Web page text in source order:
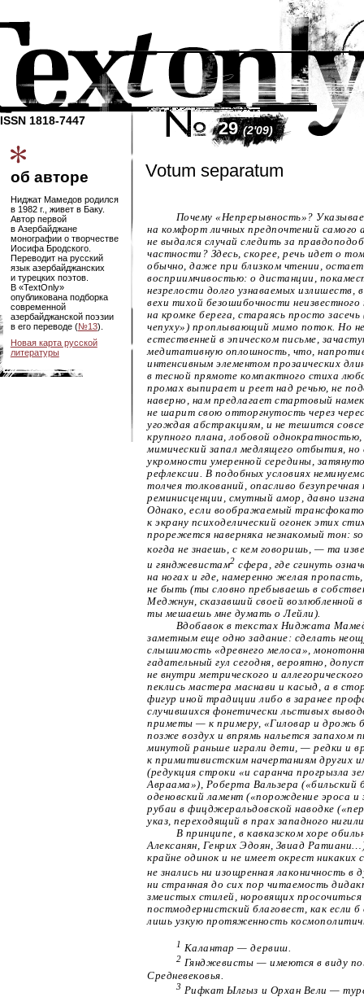
ISSN 1818-7447
об авторе
Ниджат Мамедов родился
в 1982 г., живет в Баку.
Автор первой
в Азербайджане
монографии о творчестве
Иосифа Бродского.
Переводит на русский
язык азербайджанских
и турецких поэтов.
В «TextOnly»
опубликована подборка
современной
азербайджанской поэзии
в его переводе (№13).
Новая карта русской
литературы
29(2'09)
Votum separatum
Почему «Непрерывность»?
на комфорт личных предпочтений самого
не выдался случай следить за
частности? Здесь, скорее, речь идет о
обычно, даже при близком чтении ,
восприимчивостью: о дистанции,
незрелости долго узнаваемых излишеств,
вехи тихой безошибочности
на кромке берега, стараясь просто
чепуху») проплывающий мимо поток. Но
естественней в эпическом письме,
медитативную оплошность, что,
интенсивным элементом прозаических
в тесной прямоте компактного стиха
промах выпирает и реет над речью, не
наверно, нам предлагает стартовый
не шарит свою отторгнутость через
угождая абстракциям, и не тешится
крупного плана, лобовой однократностью,
мимический запал медлящего отбытия,
укромности умеренной середины,
рефлексии. В подобных условиях
толчея толкований, опасливо
реминисценции, смутный амор, давно
Однако, если воображаемый
к экрану психоделический огонек этих
прорежется наверняка незнакомый тон:
когда не знаешь, с кем говоришь, — та
и гянджевистам2 сфера, где сгинуть
на ногах и где, намеренно желая
не быть (ты словно пребываешь в
Меджнун, сказавший своей возлюбленной
ты мешаешь мне думать о Лейли).
Вдобавок в текстах Ниджата
заметным еще одно задание: сделать
слышимость «древнего мелоса»,
гадательный гул сегодня, вероятно,
не внутри метрического и
пеклись мастера маснави и касыд, а в
фигур иной традиции либо в заранее
случившихся фонетически льстивых
приметы — к примеру, «Гиловар и дрожь
позже воздух и впрямь нальется запахом
минутой раньше играли дети, — редки и
к примитивистским начертаниям других
(редукция строки «и саранча прогрызла
Авраама»), Роберта Вальзера («бильский
оденовский ламент («порождение эроса и
рубаи в фицджеральдовской наводке
указ, переходящий в прах западного
В принципе, в кавказском хоре
Алексанян, Генрих Эдоян, Звиад
крайне одинок и не имеет окрест никаких
не знались ни изощренная лаконичность в
ни странная до сих пор читаемость
змеистых стилей, норовящих
постмодернистский благовест, как если
лишь узкую протяженность
1 Калантар — дервиш.
2 Гянджевисты — имеются в виду
Средневековья.
3 Рифкат Ылгыз и Орхан Вели —